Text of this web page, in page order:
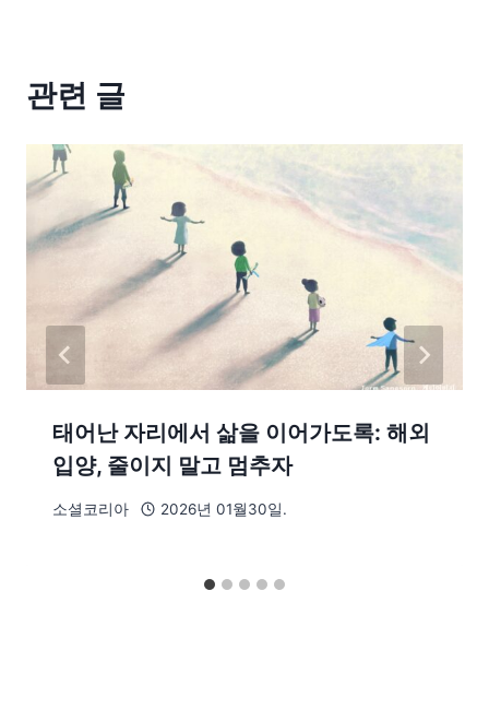
관련 글
태어난 자리에서 삶을 이어가도록: 해외
입양, 줄이지 말고 멈추자
소셜코리아 2026년 01월30일.